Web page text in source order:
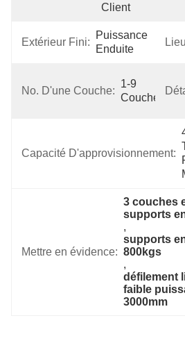
Client
Extérieur Fini:
Puissance
Enduite
No. D'une Couche:
1-9
Couches
Capacité D'approvisionnement:
Mettre en évidence:
3 couches
supports
,
supports
800kgs
,
défilement
faible
3000mm